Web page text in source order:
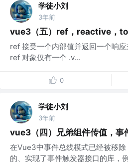
学徒小刘
3年前
vue3（五）ref，reactive，
ref 接受一个内部值并返回一个响应
ref 对象仅有一个 .v...
0
学徒小刘
3年前
vue3（四）兄弟组件传值，
在Vue3中事件总线模式已经被移
的、实现了事件触发器接口的库，